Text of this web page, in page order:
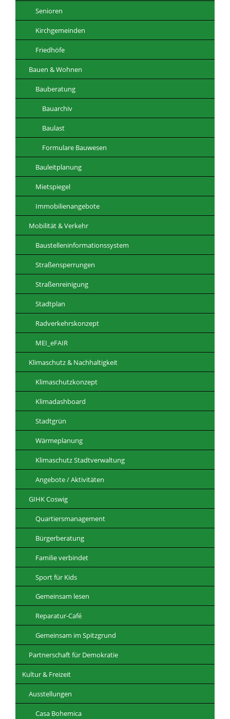
Senioren
Kirchgemeinden
Friedhöfe
Bauen & Wohnen
Bauberatung
Bauarchiv
Baulast
Formulare Bauwesen
Bauleitplanung
Mietspiegel
Immobilienangebote
Mobilität & Verkehr
Baustelleninformationssystem
Straßensperrungen
Straßenreinigung
Stadtplan
Radverkehrskonzept
MEI_eFAIR
Klimaschutz & Nachhaltigkeit
Klimaschutzkonzept
Klimadashboard
Stadtgrün
Wärmeplanung
Klimaschutz Stadtverwaltung
Angebote / Aktivitäten
GIHK Coswig
Quartiersmanagement
Bürgerberatung
Familie verbindet
Sport für Kids
Gemeinsam lesen
Reparatur-Café
Gemeinsam im Spitzgrund
Partnerschaft für Demokratie
Kultur & Freizeit
Ausstellungen
Casa Bohemica